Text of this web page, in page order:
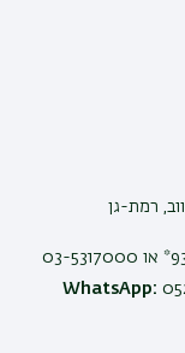
רמת-גן
WhatsApp: